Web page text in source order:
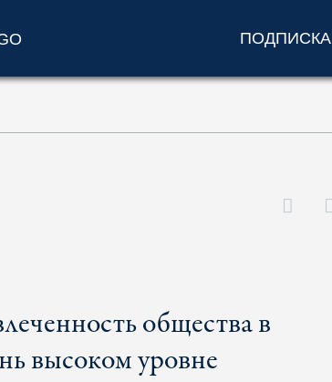
ПОДПИСКА
общества в
высоком уровне